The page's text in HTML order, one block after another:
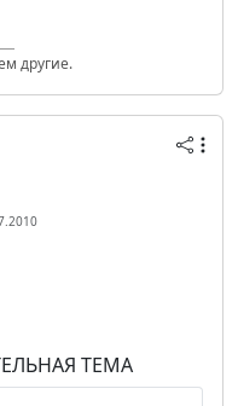
другие.
ТЕМА